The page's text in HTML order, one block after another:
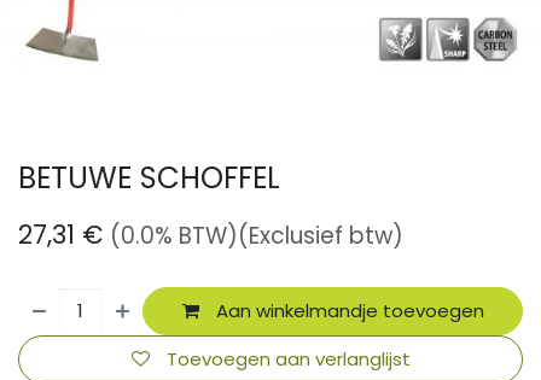
BETUWE SCHOFFEL
27,31 € (0.0% BTW)(Exclusief btw)
Aan winkelmandje toevoegen
Toevoegen aan verlanglijst